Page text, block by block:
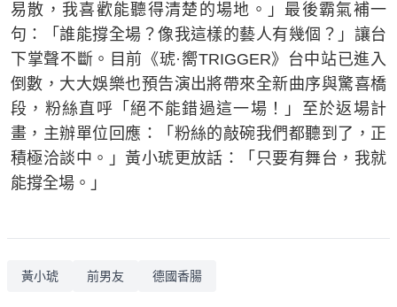
易散，我喜歡能聽得清楚的場地。」最後霸氣補一
句：「誰能撐全場？像我這樣的藝人有幾個？」讓台
下掌聲不斷。目前《琥·嚮TRIGGER》台中站已進入
倒數，大大娛樂也預告演出將帶來全新曲序與驚喜橋
段，粉絲直呼「絕不能錯過這一場！」至於返場計
畫，主辦單位回應：「粉絲的敲碗我們都聽到了，正
積極洽談中。」黃小琥更放話：「只要有舞台，我就
能撐全場。」
黃小琥 前男友 德國香腸